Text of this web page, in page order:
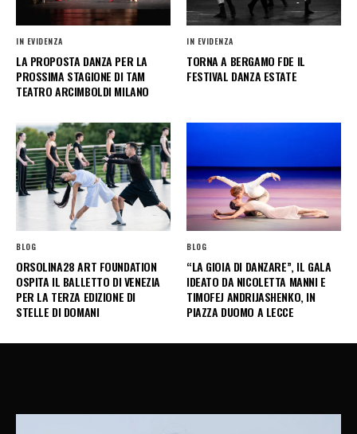
IN EVIDENZA
LA PROPOSTA DANZA PER LA
PROSSIMA STAGIONE DI TAM
TEATRO ARCIMBOLDI MILANO
IN EVIDENZA
TORNA A BERGAMO FDE IL
FESTIVAL DANZA ESTATE
BLOG
ORSOLINA28 ART FOUNDATION
OSPITA IL BALLETTO DI VENEZIA
PER LA TERZA EDIZIONE DI
STELLE DI DOMANI
BLOG
“LA GIOIA DI DANZARE”, IL GALA
IDEATO DA NICOLETTA MANNI E
TIMOFEJ ANDRIJASHENKO, IN
PIAZZA DUOMO A LECCE